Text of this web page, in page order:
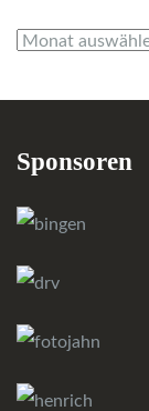
Archiv
Sponsoren